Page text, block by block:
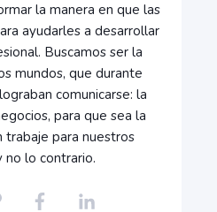
la manera en que las
ayudarles a desarrollar
Buscamos ser la
mundos, que durante
comunicarse: la
para que sea la
trabaje para nuestros
no lo contrario.